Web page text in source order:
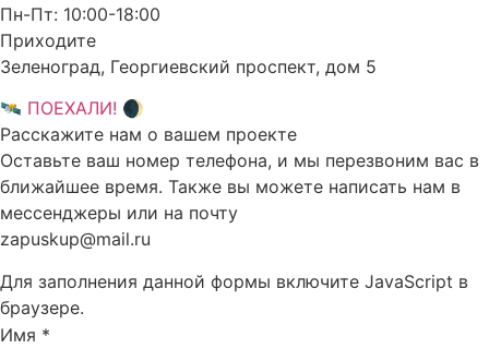
Пн-Пт: 10:00-18:00
Приходите
Зеленоград, Георгиевский проспект, дом 5
🛰 ПОЕХАЛИ! 🌒
Расскажите нам о вашем проекте
Оставьте ваш номер телефона, и мы перезвоним вас в
ближайшее время. Также вы можете написать нам в
мессенджеры или на почту
zapuskup@mail.ru
Для заполнения данной формы включите JavaScript в
браузере.
Имя *